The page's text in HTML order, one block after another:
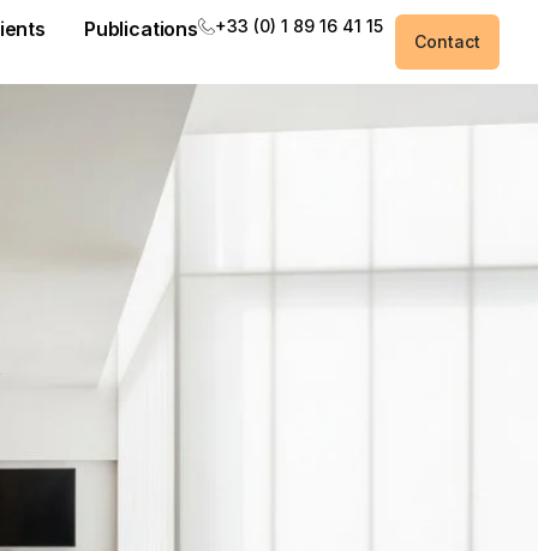
Publications +33 (0) 1 89 16 41 15
Contact